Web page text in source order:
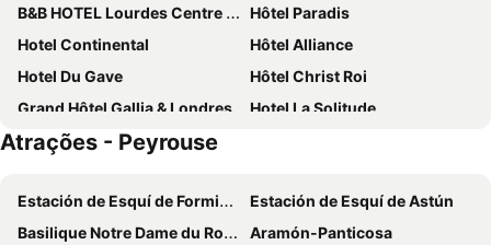
B&B HOTEL Lourdes Centre Gare
Hôtel Paradis
Hotel Continental
Hôtel Alliance
Hotel Du Gave
Hôtel Christ Roi
Grand Hôtel Gallia & Londres
Hotel La Solitude
Notre Dame Auxiliatrice
Hôtel Padoue
Hôtel Le Méditerranée
Mercure Lourdes Impérial Hotel
Hôtel Panorama
Atrações - Peyrouse
Estación de Esquí de Formigal
Estación de Esquí de Astún
Basilique Notre Dame du Rosaire
Aramón-Panticosa